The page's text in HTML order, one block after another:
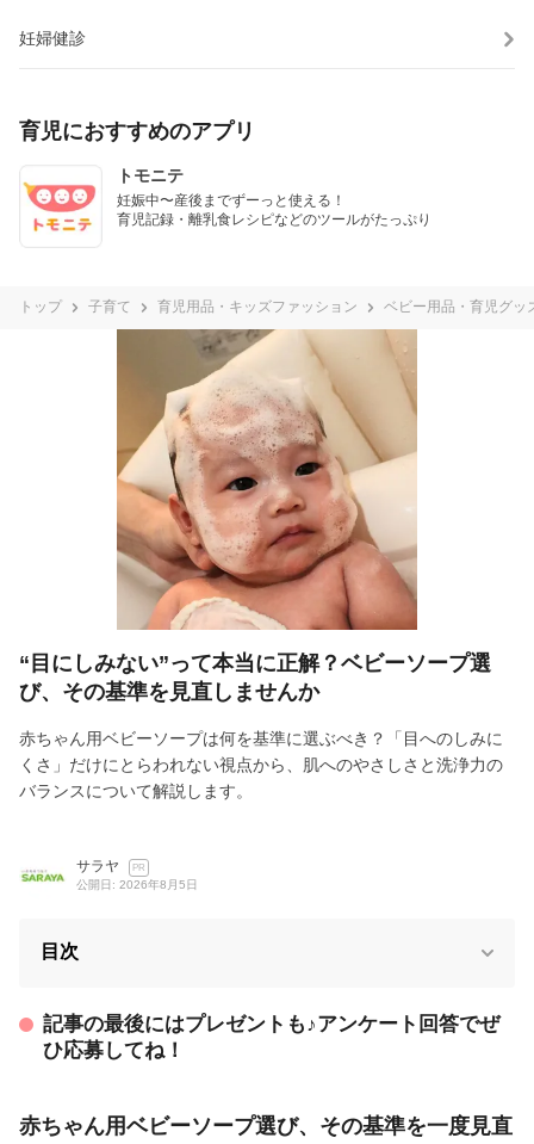
妊婦健診
育児におすすめのアプリ
トモニテ
妊娠中〜産後までずーっと使える！
育児記録・離乳食レシピなどのツールがたっぷり
トップ 子育て 育児用品・キッズファッション ベビー用品・育児グッ
“目にしみない”って本当に正解？ベビーソープ選
び、その基準を見直しませんか
赤ちゃん用ベビーソープは何を基準に選ぶべき？「目へのしみに
くさ」だけにとらわれない視点から、肌へのやさしさと洗浄力の
バランスについて解説します。
サラヤ PR
公開日: 2026年8月5日
目次
記事の最後にはプレゼントも♪アンケート回答でぜ
ひ応募してね！
赤ちゃん用ベビーソープ選び、その基準を一度見直